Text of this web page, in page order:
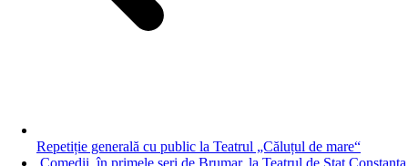
Repetiție generală cu public la Teatrul „Căluțul de mare“